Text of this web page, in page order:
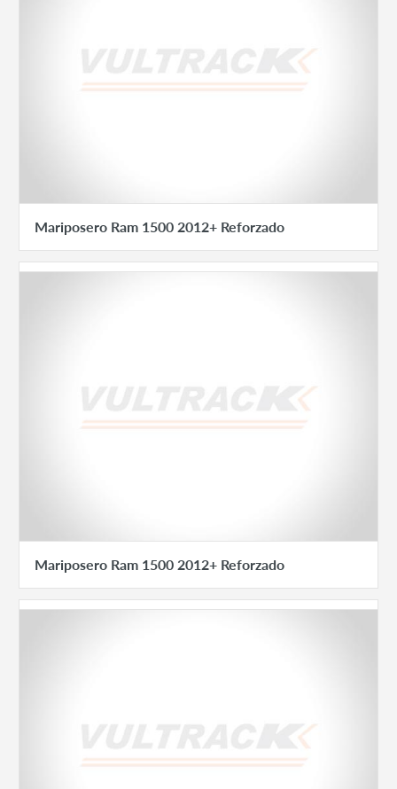
Mariposero Ram 1500 2012+ Reforzado
Mariposero Ram 1500 2012+ Reforzado